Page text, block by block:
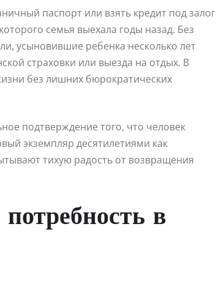
паспорт или взять кредит под залог
семья выехала годы назад. Без
усыновившие ребенка несколько лет
страховки или выезда на отдых. В
без лишних бюрократических
подтверждение того, что человек
экземпляр десятилетиями как
тихую радость от возвращения
в